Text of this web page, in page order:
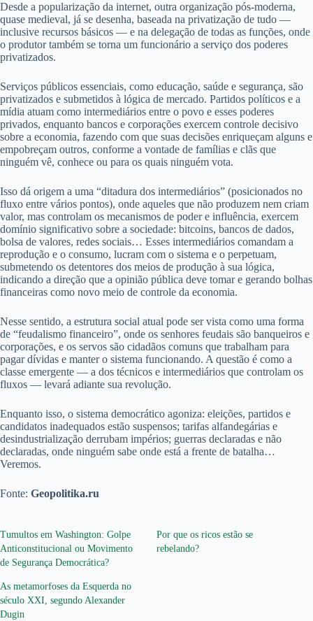
Desde a popularização da internet, outra organização pós-moderna,
quase medieval, já se desenha, baseada na privatização de tudo —
inclusive recursos básicos — e na delegação de todas as funções, onde
o produtor também se torna um funcionário a serviço dos poderes
privatizados.
Serviços públicos essenciais, como educação, saúde e segurança, são
privatizados e submetidos à lógica de mercado. Partidos políticos e a
mídia atuam como intermediários entre o povo e esses poderes
privados, enquanto bancos e corporações exercem controle decisivo
sobre a economia, fazendo com que suas decisões enriqueçam alguns e
empobreçam outros, conforme a vontade de famílias e clãs que
ninguém vê, conhece ou para os quais ninguém vota.
Isso dá origem a uma “ditadura dos intermediários” (posicionados no
fluxo entre vários pontos), onde aqueles que não produzem nem criam
valor, mas controlam os mecanismos de poder e influência, exercem
domínio significativo sobre a sociedade: bitcoins, bancos de dados,
bolsa de valores, redes sociais… Esses intermediários comandam a
reprodução e o consumo, lucram com o sistema e o perpetuam,
submetendo os detentores dos meios de produção à sua lógica,
indicando a direção que a opinião pública deve tomar e gerando bolhas
financeiras como novo meio de controle da economia.
Nesse sentido, a estrutura social atual pode ser vista como uma forma
de “feudalismo financeiro”, onde os senhores feudais são banqueiros e
corporações, e os servos são cidadãos comuns que trabalham para
pagar dívidas e manter o sistema funcionando. A questão é como a
classe emergente — a dos técnicos e intermediários que controlam os
fluxos — levará adiante sua revolução.
Enquanto isso, o sistema democrático agoniza: eleições, partidos e
candidatos inadequados estão suspensos; tarifas alfandegárias e
desindustrialização derrubam impérios; guerras declaradas e não
declaradas, onde ninguém sabe onde está a frente de batalha…
Veremos.
Fonte: Geopolitika.ru
Tumultos em Washington: Golpe
Anticonstitucional ou Movimento
de Segurança Democrática?
Por que os ricos estão se
rebelando?
As metamorfoses da Esquerda no
século XXI, segundo Alexander
Dugin